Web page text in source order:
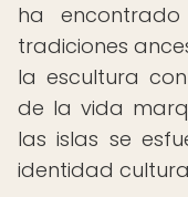
ha
tradiciones
la escultura
de la vida
las islas se
identidad